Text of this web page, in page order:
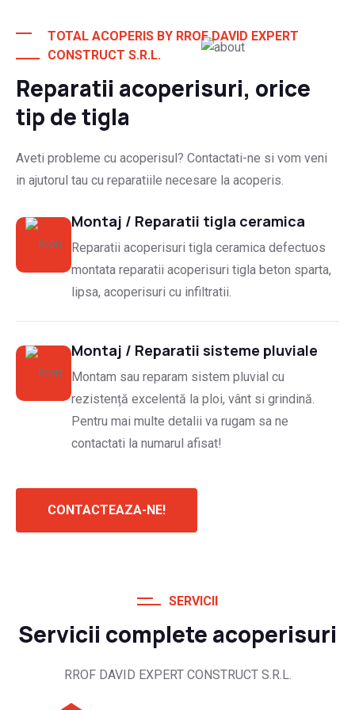
Clienti multumiti!
TOTAL ACOPERIS BY RROF DAVID EXPERT
CONSTRUCT S.R.L.
Reparatii acoperisuri, orice
tip de tigla
Aveti probleme cu acoperisul? Contactati-ne si vom veni
in ajutorul tau cu reparatiile necesare la acoperis.
Montaj / Reparatii tigla ceramica
Reparatii acoperisuri tigla ceramica defectuos
montata reparatii acoperisuri tigla beton sparta,
lipsa, acoperisuri cu infiltratii.
Montaj / Reparatii sisteme pluviale
Montam sau reparam sistem pluvial cu
rezistență excelentă la ploi, vânt si grindină.
Pentru mai multe detalii va rugam sa ne
contactati la numarul afisat!
CONTACTEAZA-NE!
SERVICII
Servicii complete acoperisuri
RROF DAVID EXPERT CONSTRUCT S.R.L.